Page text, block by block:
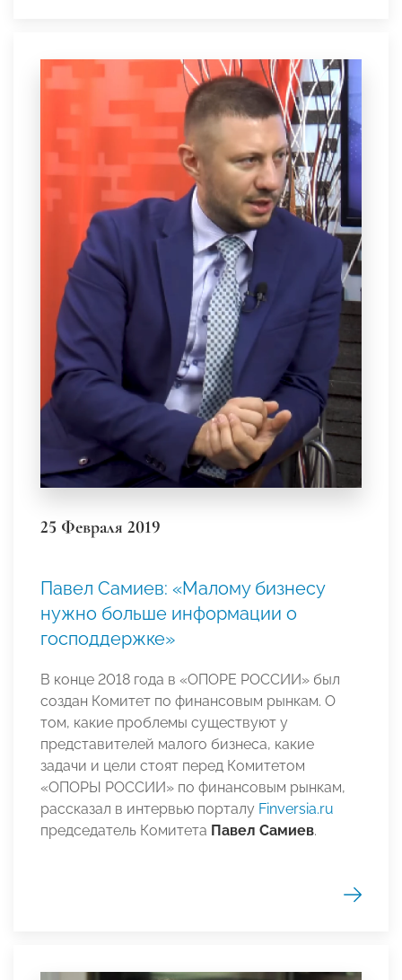
25 Февраля 2019
Павел Самиев: «Малому бизнесу
нужно больше информации о
господдержке»
В конце 2018 года в «ОПОРЕ РОССИИ» был
создан Комитет по финансовым рынкам. О
том, какие проблемы существуют у
представителей малого бизнеса, какие
задачи и цели стоят перед Комитетом
«ОПОРЫ РОССИИ» по финансовым рынкам,
рассказал в интервью порталу Finversia.ru
председатель Комитета Павел Самиев.